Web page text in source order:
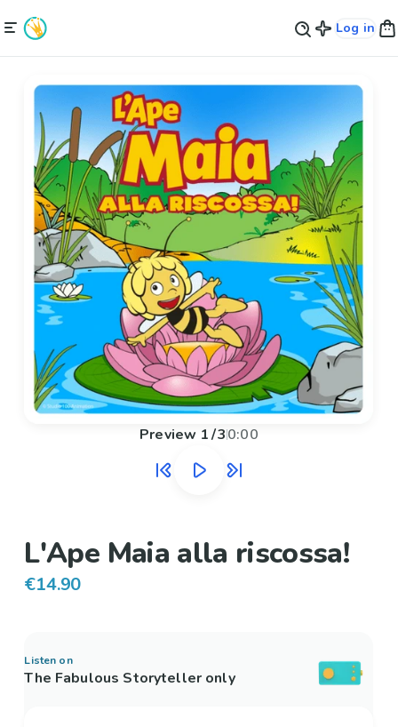
Log in
Preview 1/30:00
L'Ape Maia alla riscossa!
€14.90
Listen on
The Fabulous Storyteller only